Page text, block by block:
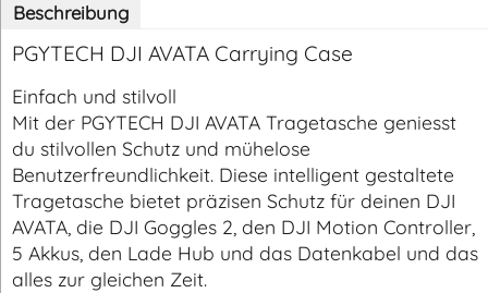
Beschreibung
PGYTECH DJI AVATA Carrying Case
Einfach und stilvoll
Mit der PGYTECH DJI AVATA Tragetasche geniesst
du stilvollen Schutz und mühelose
Benutzerfreundlichkeit. Diese intelligent gestaltete
Tragetasche bietet präzisen Schutz für deinen DJI
AVATA, die DJI Goggles 2, den DJI Motion Controller,
5 Akkus, den Lade Hub und das Datenkabel und das
alles zur gleichen Zeit.